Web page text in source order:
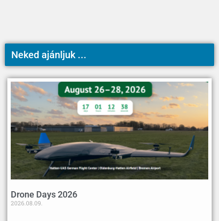
Neked ajánljuk ...
Drone Days 2026
2026.08.09.